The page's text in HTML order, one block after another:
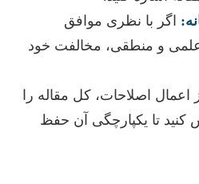
اگر با نظری موافق
علمی و منطقی، مخالفت خود
اصلاحات، کل مقاله را
کنید تا یکپارچگی آن حفظ